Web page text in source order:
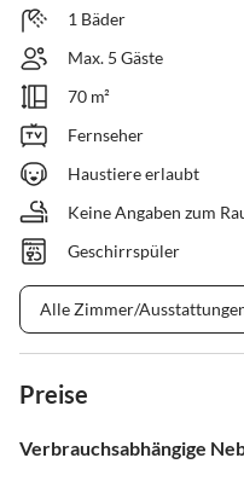
1 Bäder
Max. 5 Gäste
70 m²
Fernseher
Haustiere erlaubt
Keine Angaben zum
Geschirrspüler
Alle Zimmer/
Preise
Verbrauchsabhängige